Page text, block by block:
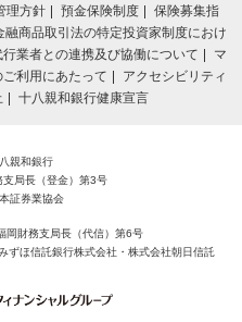
理方針 預金保険制度
保険募集指
融商品取引法の特定投資家制度におけ
業者との連携及び協働について
マ
利用にあたって
アクセシビリティ
十八親和銀行健康宣言
親和銀行
局長（登金）第3号
証券業協会
財務支局長（代信）第6号
ずほ信託銀行株式会社・株式会社朝日信託